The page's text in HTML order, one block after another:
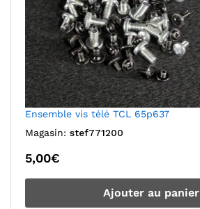
Ensemble vis télé TCL 65p637
Magasin: stef771200
5,00€
Ajouter au panier